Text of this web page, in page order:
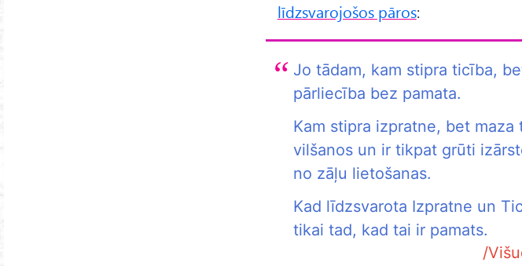
līdzsvarojošos pāros:
Jo tādam, kam stipra ticība,
pārliecība bez pamata.
Kam stipra izpratne, bet
vilšanos un ir tikpat grūti
no zāļu lietošanas.
Kad līdzsvarota Izpratne un
tikai tad, kad tai ir pamats.
/